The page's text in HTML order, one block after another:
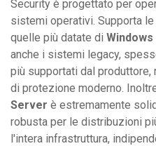
Security è progettato per
sistemi operativi. Supporta
quelle più datate di
anche i sistemi legacy,
più supportati dal produttore,
di protezione moderno.
Server è estremamente
robusta per le distribuzioni
l'intera infrastruttura,